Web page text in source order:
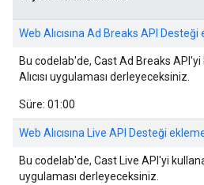
Web Alıcısına Ad Breaks API Desteği
Bu codelab'de, Cast Ad Breaks
Alıcısı uygulaması derleyeceksiniz.
Süre: 01:00
Web Alıcısına Live API Desteği
Bu codelab'de, Cast Live API'yi
uygulaması derleyeceksiniz.